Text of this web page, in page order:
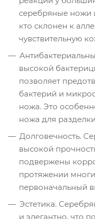
серебряные ножи
кто склонен к
чувствительную
высокой
позволяет
бактерий и
ножа. Это
ножа для
Долговечность.
высокой
подвержены
протяжении
первоначальный
Эстетика.
и элегантно, что